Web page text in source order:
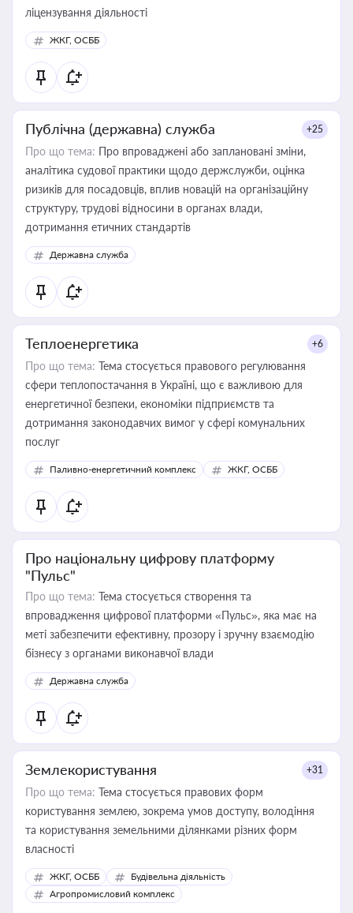
ліцензування діяльності
ЖКГ, ОСББ
Публічна (державна) служба +25
Про що тема: Про впроваджені або заплановані зміни,
аналітика судової практики щодо держслужби, оцінка
ризиків для посадовців, вплив новацій на організаційну
структуру, трудові відносини в органах влади,
дотримання етичних стандартів
Державна служба
Теплоенергетика +6
Про що тема: Тема стосується правового регулювання
сфери теплопостачання в Україні, що є важливою для
енергетичної безпеки, економіки підприємств та
дотримання законодавчих вимог у сфері комунальних
послуг
Паливно-енергетичний комплекс ЖКГ, ОСББ
Про національну цифрову платформу
"Пульс"
Про що тема: Тема стосується створення та
впровадження цифрової платформи «Пульс», яка має на
меті забезпечити ефективну, прозору і зручну взаємодію
бізнесу з органами виконавчої влади
Державна служба
Землекористування +31
Про що тема: Тема стосується правових форм
користування землею, зокрема умов доступу, володіння
та користування земельними ділянками різних форм
власності
ЖКГ, ОСББ
Будівельна діяльність
Агропромисловий комплекс